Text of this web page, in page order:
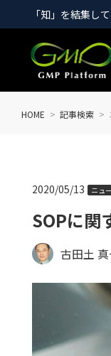
「知」を結集し
HOME 記事検索
SOPに関
2020/05/13 ニュ
古田土